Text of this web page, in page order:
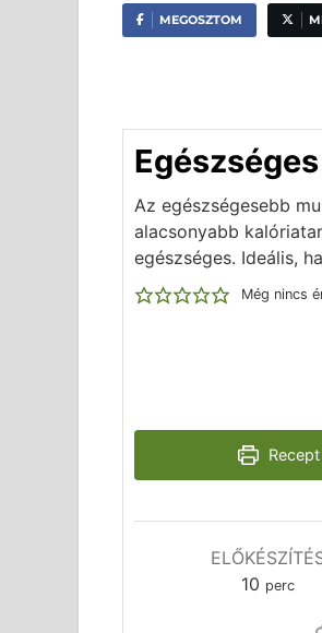
MEGOSZTOM
Az egészségesebb
alacsonyabb
egészséges. Ideális,
Még nincs
10 perc